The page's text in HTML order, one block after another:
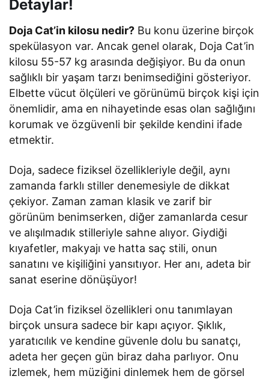
Detaylar!
Doja Cat’in kilosu nedir? Bu konu üzerine birçok
spekülasyon var. Ancak genel olarak, Doja Cat’in
kilosu 55-57 kg arasında değişiyor. Bu da onun
sağlıklı bir yaşam tarzı benimsediğini gösteriyor.
Elbette vücut ölçüleri ve görünümü birçok kişi için
önemlidir, ama en nihayetinde esas olan sağlığını
korumak ve özgüvenli bir şekilde kendini ifade
etmektir.
Doja, sadece fiziksel özellikleriyle değil, aynı
zamanda farklı stiller denemesiyle de dikkat
çekiyor. Zaman zaman klasik ve zarif bir
görünüm benimserken, diğer zamanlarda cesur
ve alışılmadık stilleriyle sahne alıyor. Giydiği
kıyafetler, makyajı ve hatta saç stili, onun
sanatını ve kişiliğini yansıtıyor. Her anı, adeta bir
sanat eserine dönüşüyor!
Doja Cat’in fiziksel özellikleri onu tanımlayan
birçok unsura sadece bir kapı açıyor. Şıklık,
yaratıcılık ve kendine güvenle dolu bu sanatçı,
adeta her geçen gün biraz daha parlıyor. Onu
izlemek, hem müziğini dinlemek hem de görsel